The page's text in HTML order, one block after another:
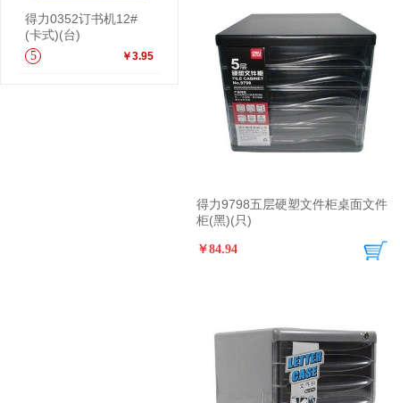
得力0352订书机12#
(卡式)(台)
￥3.95
5
得力9798五层硬塑文件柜桌面文件
柜(黑)(只)
￥84.94